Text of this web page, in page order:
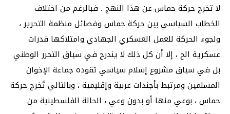
لا تخرج حركة حماس عن هذا النهج . فبالرغم من اختلاف
الخطاب السياسي بين حركة حماس وفصائل منظمة التحرير ،
ولجوء الحركة للعمل العسكري الجهادي وامتلاكها قدرات
عسكرية الخ ، إلا أن كل ذلك لا يندرج في سياق التحرر الوطني
بل في سياق مشروع إسلام سياسي تقوده جماعة الإخوان
المسلمين ومرتبط بأجندات عربية وإقليمية ، وبالتالي تُخرج حركة
حماس ، بوعي منها أو بدون وعي ، الحالة الفلسطينية من